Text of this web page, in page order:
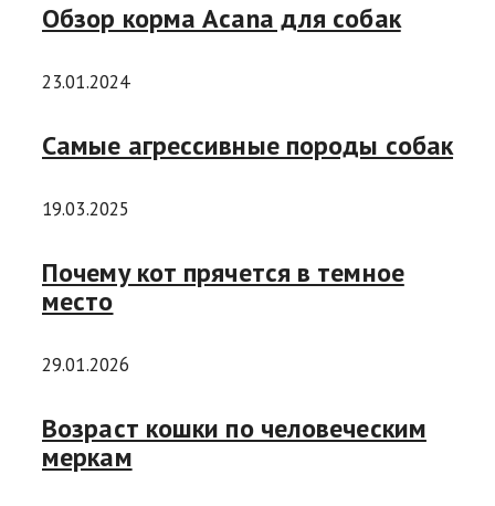
Обзор корма Acana для собак
23.01.2024
Самые агрессивные породы собак
19.03.2025
Почему кот прячется в темное
место
29.01.2026
Возраст кошки по человеческим
меркам